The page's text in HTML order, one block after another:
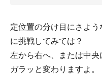
定位置の分け目にさよ
に挑戦してみては？
左から右へ、または中
ガラッと変わりますよ